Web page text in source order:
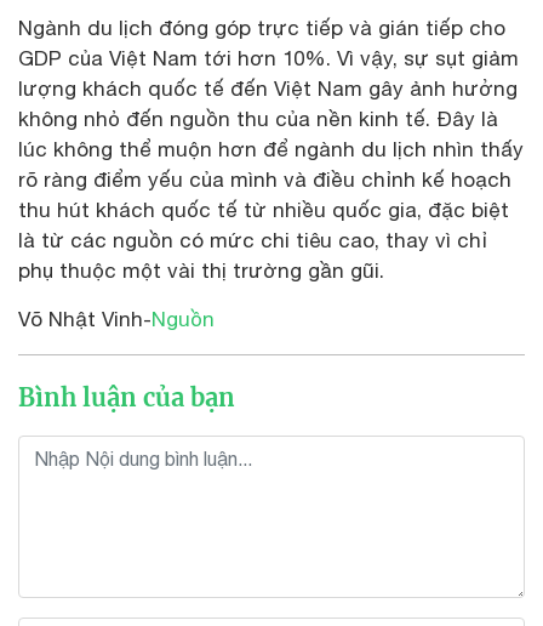
Ngành du lịch đóng góp trực tiếp và gián tiếp cho
GDP của Việt Nam tới hơn 10%. Vì vậy, sự sụt giảm
lượng khách quốc tế đến Việt Nam gây ảnh hưởng
không nhỏ đến nguồn thu của nền kinh tế. Đây là
lúc không thể muộn hơn để ngành du lịch nhìn thấy
rõ ràng điểm yếu của mình và điều chỉnh kế hoạch
thu hút khách quốc tế từ nhiều quốc gia, đặc biệt
là từ các nguồn có mức chi tiêu cao, thay vì chỉ
phụ thuộc một vài thị trường gần gũi.
Võ Nhật Vinh-Nguồn
Bình luận của bạn